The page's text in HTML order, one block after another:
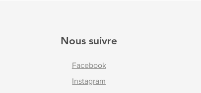
Nous suivre
Facebook
Instagram